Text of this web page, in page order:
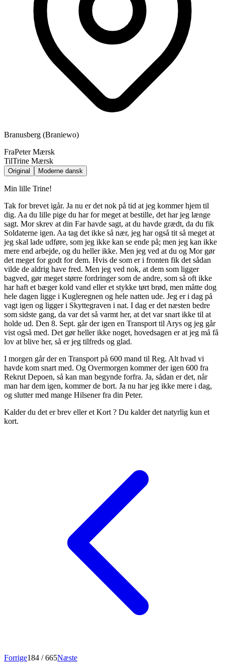
Branusberg (Braniewo)
FraPeter Mærsk
TilTrine Mærsk
Original Moderne dansk
Min lille Trine!
Tak for brevet igår. Ja nu er det nok på tid at jeg kommer hjem til
dig. Aa du lille pige du har for meget at bestille, det har jeg længe
sagt. Mor skrev at din Far havde sagt, at du havde grædt, da du fik
Soldaterne igen. Aa tag det ikke så nær, jeg har også tit så meget at
jeg skal lade udføre, som jeg ikke kan se ende på; men jeg kan ikke
mere end arbejde, og du heller ikke. Men jeg ved at du og Mor gør
det meget for godt for dem. Hvis de som er i fronten fik det sådan
vilde de aldrig have fred. Men jeg ved nok, at dem som ligger
bagved, gør meget større fordringer som de andre, som så oft ikke
har haft et bæger kold vand eller et stykke tørt brød, men måtte dog
hele dagen ligge i Kugleregnen og hele natten ude. Jeg er i dag på
vagt igen og ligger i Skyttegraven i nat. I dag er det næsten bedre
som sidste gang, da var det så varmt her, at det var snart ikke til at
holde ud. Den 8. Sept. går der igen en Transport til Arys og jeg går
vist også med. Det gør heller ikke noget, hovedsagen er at jeg må få
lov at blive her, så er jeg tilfreds og glad.
I morgen går der en Transport på 600 mand til Reg. Alt hvad vi
havde kom snart med. Og Overmorgen kommer der igen 600 fra
Rekrut Depoen, så kan man begynde forfra. Ja, sådan er det, når
man har dem igen, kommer de bort. Ja nu har jeg ikke mere i dag,
og slutter med mange Hilsener fra din Peter.
Kalder du det er brev eller et Kort ? Du kalder det natyrlig kun et
kort.
Forrige184 / 665Næste